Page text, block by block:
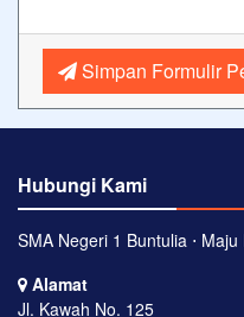
Simpan Formulir
Hubungi Kami
SMA Negeri 1 Buntulia ⋅
Alamat
Jl. Kawah No. 125